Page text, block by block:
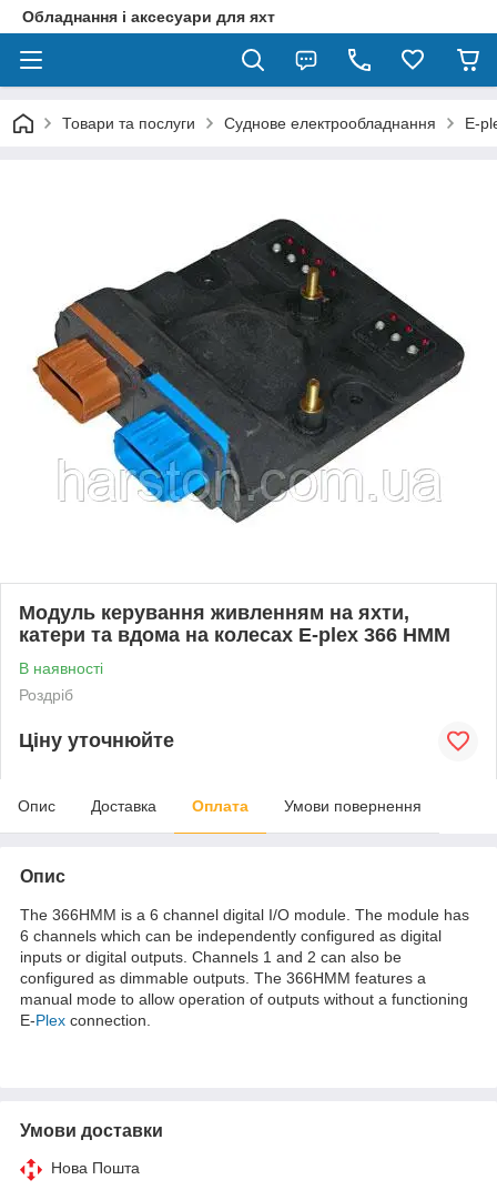
Обладнання і аксесуари для яхт
Товари та послуги Суднове електрообладнання E-
Модуль керування живленням на яхти,
катери та вдома на колесах E-plex 366 HMM
В наявності
Роздріб
Ціну уточнюйте
Опис Доставка Оплата Умови повернення
Опис
The 366HMM is a 6 channel digital I/O module. The module has
6 channels which can be independently configured as digital
inputs or digital outputs. Channels 1 and 2 can also be
configured as dimmable outputs. The 366HMM features a
manual mode to allow operation of outputs without a functioning
E-Plex connection.
Умови доставки
Нова Пошта